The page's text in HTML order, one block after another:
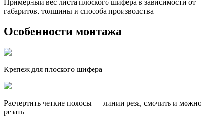
Примерный вес листа плоского шифера в зависимости от
габаритов, толщины и способа производства
Особенности монтажа
Крепеж для плоского шифера
Расчертить четкие полосы — линии реза, смочить и можно
резать